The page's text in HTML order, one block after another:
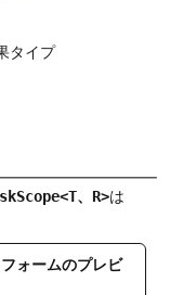
タイプ
、 R>は
ォームのプレビ